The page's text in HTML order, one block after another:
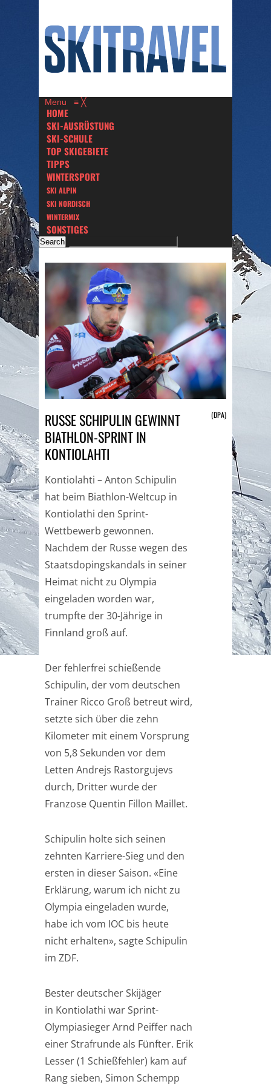
Menu ≡ ╳
HOME
SKI-AUSRÜSTUNG
SKI-SCHULE
TOP SKIGEBIETE
TIPPS
WINTERSPORT
SKI ALPIN
SKI NORDISCH
WINTERMIX
SONSTIGES
RUSSE SCHIPULIN GEWINNT
BIATHLON-SPRINT IN
KONTIOLAHTI
(DPA)
Kontiolahti – Anton Schipulin
hat beim Biathlon-Weltcup in
Kontiolathi den Sprint-
Wettbewerb gewonnen.
Nachdem der Russe wegen des
Staatsdopingskandals in seiner
Heimat nicht zu Olympia
eingeladen worden war,
trumpfte der 30-Jährige in
Finnland groß auf.
Der fehlerfrei schießende
Schipulin, der vom deutschen
Trainer Ricco Groß betreut wird,
setzte sich über die zehn
Kilometer mit einem Vorsprung
von 5,8 Sekunden vor dem
Letten Andrejs Rastorgujevs
durch, Dritter wurde der
Franzose Quentin Fillon Maillet.
Schipulin holte sich seinen
zehnten Karriere-Sieg und den
ersten in dieser Saison. «Eine
Erklärung, warum ich nicht zu
Olympia eingeladen wurde,
habe ich vom IOC bis heute
nicht erhalten», sagte Schipulin
im ZDF.
Bester deutscher Skijäger
in Kontiolathi war Sprint-
Olympiasieger Arnd Peiffer nach
einer Strafrunde als Fünfter. Erik
Lesser (1 Schießfehler) kam auf
Rang sieben, Simon Schempp